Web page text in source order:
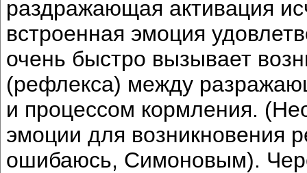
раздражающая активация
встроенная эмоция
очень быстро вызывает
(рефлекса) между
и процессом кормления.
эмоции для возникновения
ошибаюсь, Симоновым).